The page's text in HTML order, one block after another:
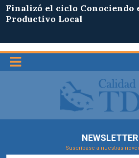
Finalizó el ciclo Conociendo
Productivo Local
NEWSLETTER
Suscríbase a nuestras